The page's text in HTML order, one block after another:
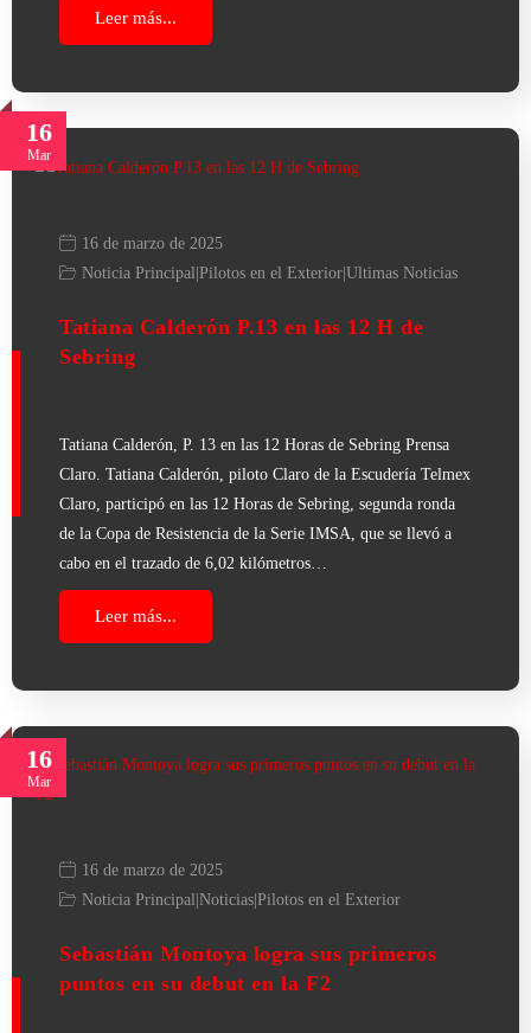
Leer más...
16
Mar
16 de marzo de 2025
Noticia Principal Pilotos en el Exterior Ultimas Noticias
Tatiana Calderón P.13 en las 12 H de
Sebring
Tatiana Calderón, P. 13 en las 12 Horas de Sebring Prensa
Claro. Tatiana Calderón, piloto Claro de la Escudería Telmex
Claro, participó en las 12 Horas de Sebring, segunda ronda
de la Copa de Resistencia de la Serie IMSA, que se llevó a
cabo en el trazado de 6,02 kilómetros…
Leer más...
16
Mar
16 de marzo de 2025
Noticia Principal Noticias Pilotos en el Exterior
Sebastián Montoya logra sus primeros
puntos en su debut en la F2